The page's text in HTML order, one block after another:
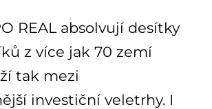
REAL absolvují desítky
z více jak 70 zemí
tak mezi
investiční veletrhy. I